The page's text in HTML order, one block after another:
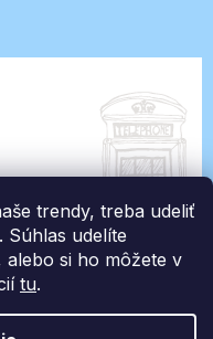
trendy, treba udeliť
Súhlas udelíte
si ho môžete v
tu.